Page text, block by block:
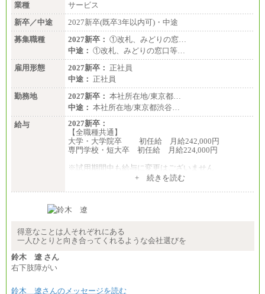
業種
サービス
新卒／中途
2027新卒(既卒3年以内可)・中途
募集職種
2027新卒： ①改札、みどりの窓…
中途： ①改札、みどりの窓口等…
雇用形態
2027新卒： 正社員
中途： 正社員
勤務地
2027新卒： 本社所在地/東京都…
中途： 本社所在地/東京都渋谷…
給与
2027新卒：
【全職種共通】
大学・大学院卒 初任給 月給242,000円
専門学校・短大卒 初任給 月給224,000円
※試用期間中も給与に変更はございません
大学・大学院卒 初任給 月給242,000円
最終学歴に応じ、上記新卒給与（高卒の場合は、月
して算定した調整手当を加算した額
※試用期間中も給与に変更はございません
+ 続きを読む
得意なことは人それぞれにある
一人ひとりと向き合ってくれるような会社選びを
鈴木 遼 さん
右下肢障がい
鈴木 遼さんのメッセージを読む